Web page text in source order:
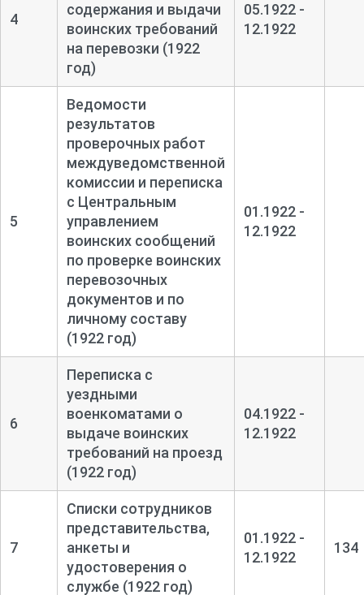
4
содержания и выдачи
воинских требований
на перевозки (1922
год)
05.1922 -
12.1922
5
Ведомости
результатов
проверочных работ
междуведомственной
комиссии и переписка
с Центральным
управлением
воинских сообщений
по проверке воинских
перевозочных
документов и по
личному составу
(1922 год)
01.1922 -
12.1922
6
Переписка с
уездными
военкоматами о
выдаче воинских
требований на проезд
(1922 год)
04.1922 -
12.1922
7
Списки сотрудников
представительства,
анкеты и
удостоверения о
службе (1922 год)
01.1922 -
12.1922
134